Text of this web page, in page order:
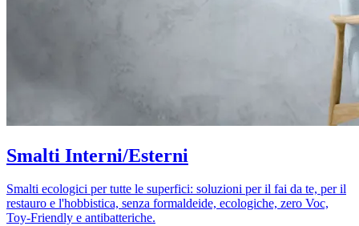
Smalti Interni/Esterni
Smalti ecologici per tutte le superfici: soluzioni per il fai da te, per il
restauro e l'hobbistica, senza formaldeide, ecologiche, zero Voc,
Toy-Friendly e antibatteriche.